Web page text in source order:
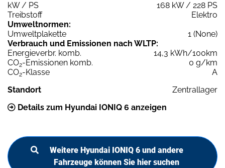
kW / PS
168 kW / 228 PS
Treibstoff
Elektro
Umweltnormen:
Umweltplakette
1 (None)
Verbrauch und Emissionen nach WLTP:
Energieverbr. komb.
14,3 kWh/100km
CO2-Emissionen komb.
0 g/km
CO2-Klasse
A
Standort
Zentrallager
Details zum Hyundai IONIQ 6 anzeigen
Weitere Hyundai IONIQ 6 und andere
Fahrzeuge können Sie hier suchen